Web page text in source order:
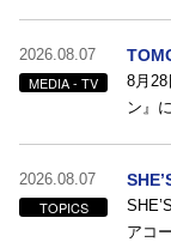
2026.08.07
MEDIA - TV
8月
ン』
2026.08.07
TOPICS
アコ